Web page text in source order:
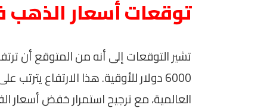
توقعات أسعار
6000 دولار للأوقية. هذا الارتفاع
العالمية، مع ترجيح استمرار خفض أسعار